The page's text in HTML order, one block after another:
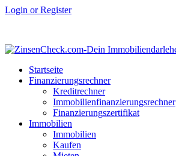
Login or Register
Startseite
Finanzierungsrechner
Kreditrechner
Immobilienfinanzierungsrechner
Finanzierungszertifikat
Immobilien
Immobilien
Kaufen